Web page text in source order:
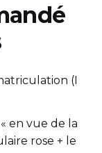
(I
en vue de la
rose + le